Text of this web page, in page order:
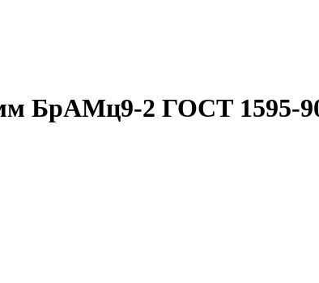
мм БрАМц9-2 ГОСТ 1595-